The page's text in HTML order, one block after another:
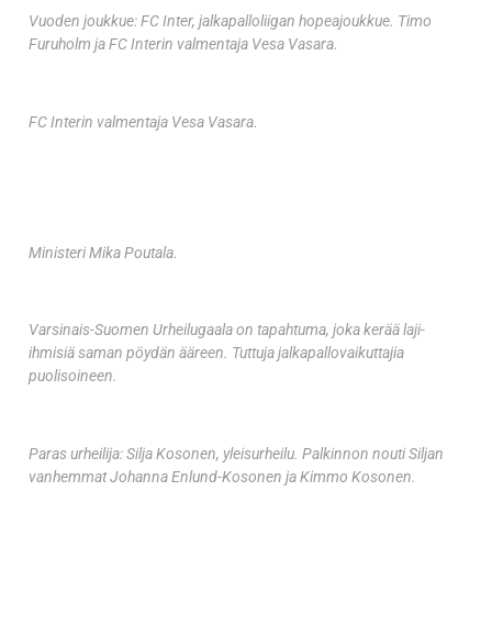
Vuoden joukkue: FC Inter, jalkapalloliigan hopeajoukkue. Timo
Furuholm ja FC Interin valmentaja Vesa Vasara.
FC Interin valmentaja Vesa Vasara.
Ministeri Mika Poutala.
Varsinais-Suomen Urheilugaala on tapahtuma, joka kerää laji-
ihmisiä saman pöydän ääreen. Tuttuja jalkapallovaikuttajia
puolisoineen.
Paras urheilija: Silja Kosonen, yleisurheilu. Palkinnon nouti Siljan
vanhemmat Johanna Enlund-Kosonen ja Kimmo Kosonen.